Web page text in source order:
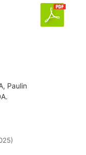
Paulin